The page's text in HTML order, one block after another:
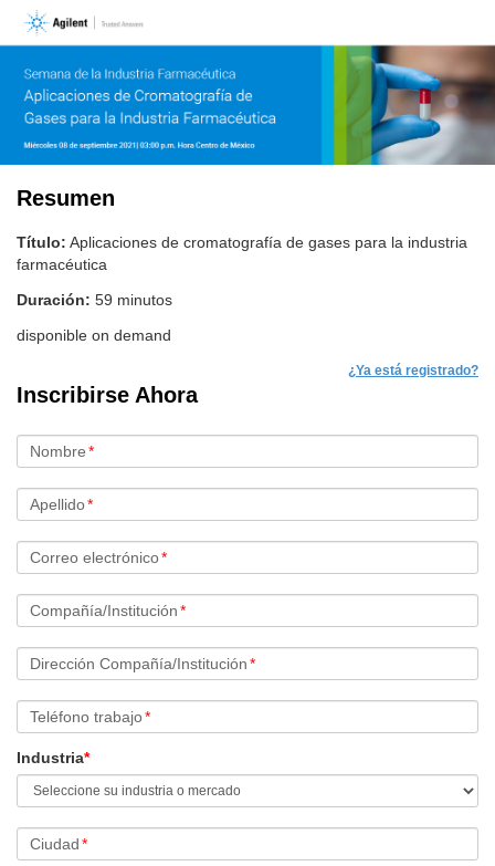
Resumen
Título: Aplicaciones de cromatografía de gases para la industria
farmacéutica
Duración: 59 minutos
disponible on demand
Inscribirse Ahora
¿Ya está registrado?
Nombre*
Apellido*
Correo electrónico*
Compañía/Institución*
Dirección Compañía/Institución*
Teléfono trabajo*
Industria*
Ciudad*